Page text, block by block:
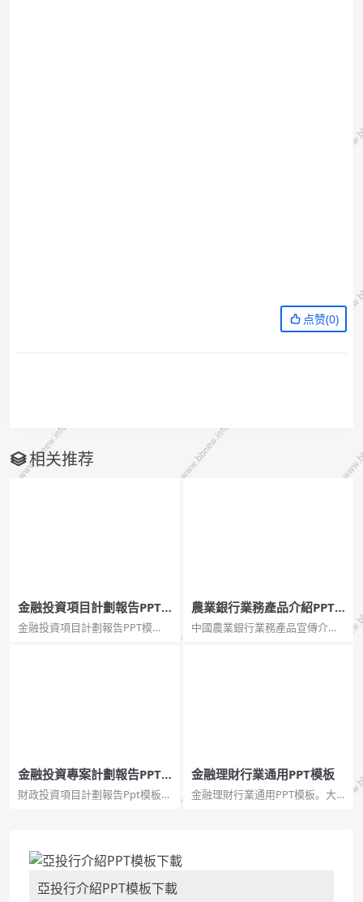
点赞(0)
相关推荐
金融投資項目計劃報告PPT
模板
金融投資項目計劃報告PPT模
農業銀行業務產品介紹PPT
模板
中國農業銀行業務產品宣傳介紹
金融投資專案計劃報告PPT
模板
財政投資項目計劃報告Ppt模板。
態效果炫酷絢麗。...
金融理財行業通用PPT模板
金融理財行業通用PPT模板。大
亞投行介紹PPT模板下載